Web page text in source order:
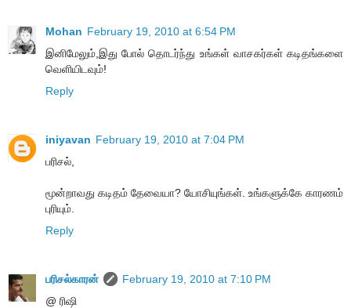
Mohan February 19, 2010 at 6:54 PM
இனிமேலும்,இது போல் தொடர்ந்து உங்கள் வாசகர்கள் கடிதங்களை
வெளியிடவும்!
Reply
iniyavan February 19, 2010 at 7:04 PM
பரிசல்,
மூன்றாவது கடிதம் தேவையா? யோசியுங்கள். உங்களுக்கே காரணம்
புரியும்.
Reply
பரிசல்காரன்
February 19, 2010 at 7:10 PM
@ ரிஷி